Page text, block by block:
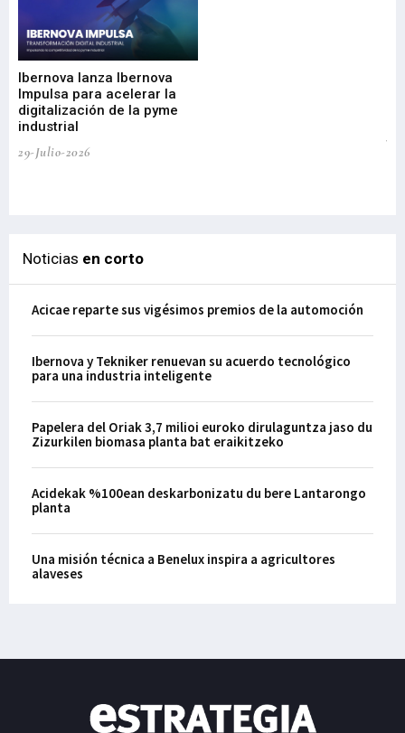
Ibernova lanza Ibernova
Impulsa para acelerar la
digitalización de la pyme
industrial
29-Julio-2026
Noticias en corto
Acicae reparte sus vigésimos premios de la automoción
Ibernova y Tekniker renuevan su acuerdo tecnológico
para una industria inteligente
Papelera del Oriak 3,7 milioi euroko dirulaguntza jaso du
Zizurkilen biomasa planta bat eraikitzeko
Acidekak %100ean deskarbonizatu du bere Lantarongo
planta
Una misión técnica a Benelux inspira a agricultores
alaveses